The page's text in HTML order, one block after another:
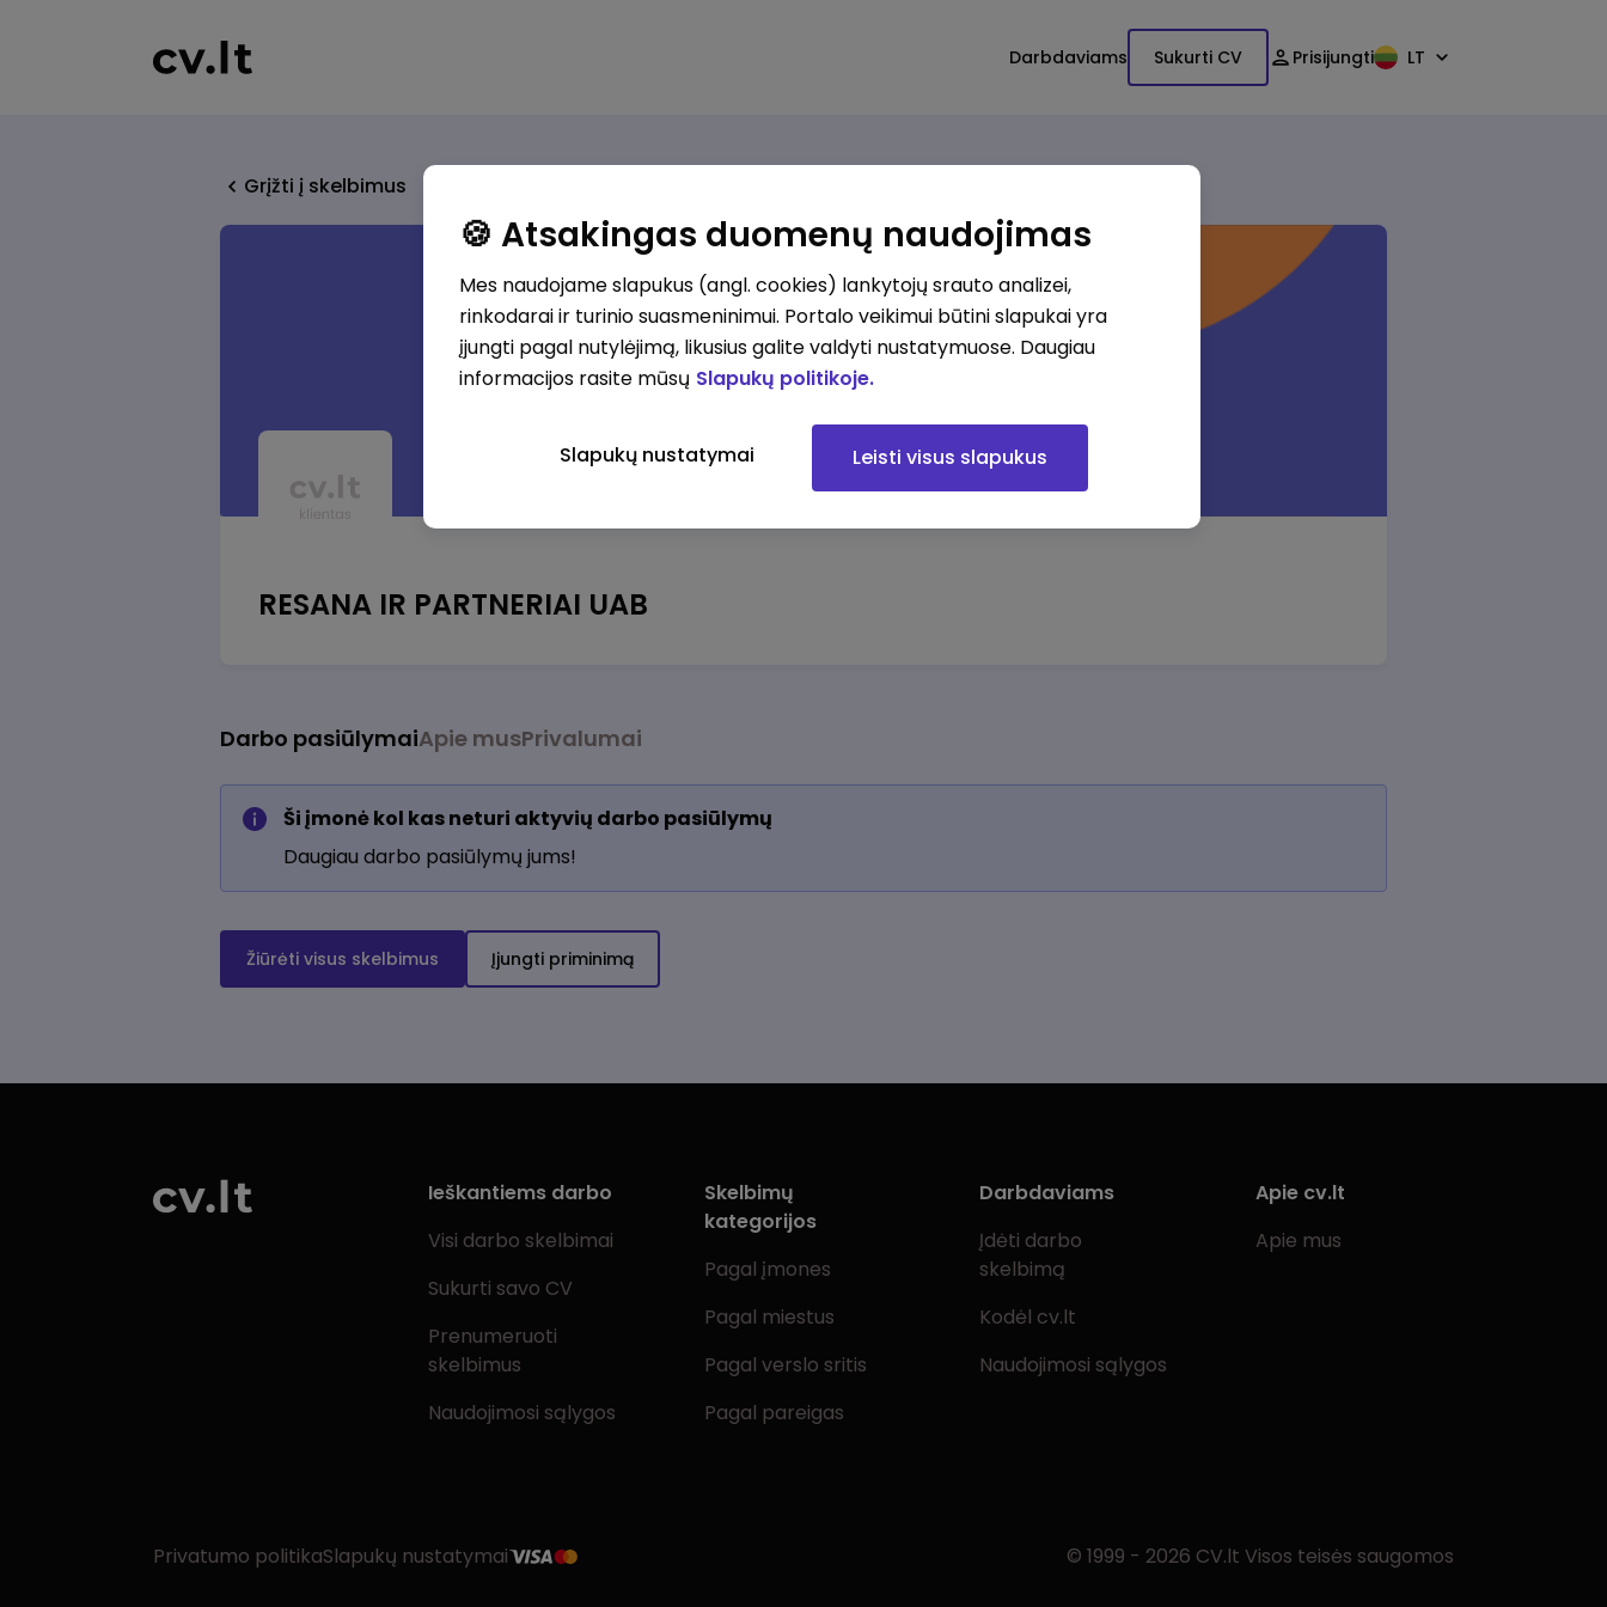
Darbdaviams Sukurti CV Prisijungti LT
Grįžti į skelbimus
RESANA IR PARTNERIAI UAB
Darbo pasiūlymaiApie musPrivalumai
Ši įmonė kol kas neturi aktyvių darbo pasiūlymų
Daugiau darbo pasiūlymų jums!
Žiūrėti visus skelbimus Įjungti priminimą
Ieškantiems darbo
Visi darbo skelbimai
Sukurti savo CV
Prenumeruoti
skelbimus
Naudojimosi sąlygos
Skelbimų
kategorijos
Pagal įmones
Pagal miestus
Pagal verslo sritis
Pagal pareigas
Darbdaviams
Įdėti darbo
skelbimą
Kodėl cv.lt
Naudojimosi sąlygos
Apie cv.lt
Apie mus
Privatumo politikaSlapukų nustatymai © 1999 - 2026 CV.lt Visos teisės saugomos
🍪 Atsakingas duomenų naudojimas
Mes naudojame slapukus (angl. cookies) lankytojų srauto analizei,
rinkodarai ir turinio suasmeninimui. Portalo veikimui būtini slapukai yra
įjungti pagal nutylėjimą, likusius galite valdyti nustatymuose. Daugiau
informacijos rasite mūsų Slapukų politikoje.
Slapukų nustatymai Leisti visus slapukus